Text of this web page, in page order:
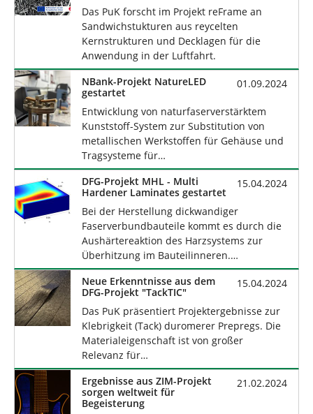
Das PuK forscht im Projekt reFrame an
Sandwichstukturen aus reycelten
Kernstrukturen und Decklagen für die
Anwendung in der Luftfahrt.
01.09.2024
NBank-Projekt NatureLED
gestartet
Entwicklung von naturfaserverstärktem
Kunststoff-System zur Substitution von
metallischen Werkstoffen für Gehäuse und
Tragsysteme für…
15.04.2024
DFG-Projekt MHL - Multi
Hardener Laminates gestartet
Bei der Herstellung dickwandiger
Faserverbundbauteile kommt es durch die
Aushärtereaktion des Harzsystems zur
Überhitzung im Bauteilinneren.…
15.04.2024
Neue Erkenntnisse aus dem
DFG-Projekt "TackTIC"
Das PuK präsentiert Projektergebnisse zur
Klebrigkeit (Tack) duromerer Prepregs. Die
Materialeigenschaft ist von großer
Relevanz für…
21.02.2024
Ergebnisse aus ZIM-Projekt
sorgen weltweit für
Begeisterung